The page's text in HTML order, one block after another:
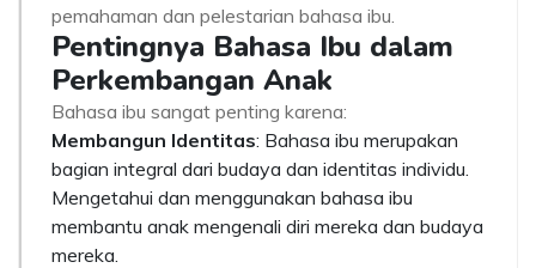
pemahaman dan pelestarian bahasa ibu.
Pentingnya Bahasa Ibu dalam
Perkembangan Anak
Bahasa ibu sangat penting karena:
Membangun Identitas: Bahasa ibu merupakan
bagian integral dari budaya dan identitas individu.
Mengetahui dan menggunakan bahasa ibu
membantu anak mengenali diri mereka dan budaya
mereka.